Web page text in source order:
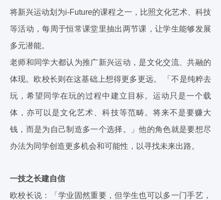
将新兴运动划为i-Future的课程之一，比照文化艺术、科技
等活动，每周于恒常课堂里抽出两节课，让学生能够发展
多元潜能。
老师和同学大都认为推广新兴运动，是文化交流、共融的
体现。欧校长则在这基础上想得更多更远。 「不是纯粹去
玩，希望同学在玩的过程中建立目标。运动只是一个载
体，亦可以是文化艺术、科技等范畴。将来不是要赚大
钱，而是为自己制造多一个选择。」他的角色就是要想尽
办法为同学创造更多机会和可能性，以寻找未来出路。
一技之长建自信
欧校长说：「学业固然重要，但学生也可以多一门手艺，